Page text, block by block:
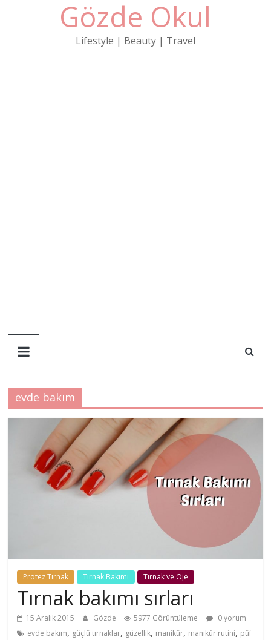
Gözde Okul
Lifestyle | Beauty | Travel
evde bakım
Protez Tırnak Tırnak Bakımı Tırnak ve Oje
Tırnak bakımı sırları
15 Aralık 2015 Gözde 5977 Görüntüleme
0 yorum
evde bakım, güçlü tırnaklar, güzellik, manikür, manikür rutini, püf